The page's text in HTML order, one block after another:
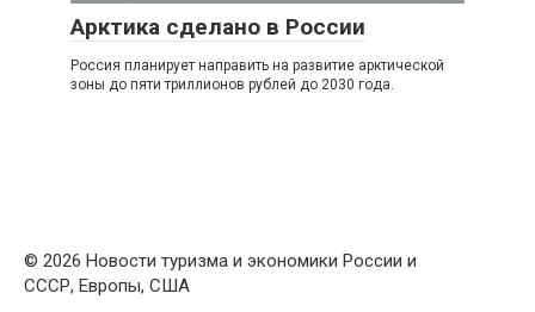
Арктика сделано в России
Россия планирует направить на развитие арктической
зоны до пяти триллионов рублей до 2030 года.
© 2026 Новости туризма и экономики России и
СССР, Европы, США